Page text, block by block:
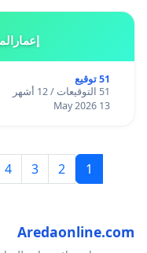
51 توقيع
51 التوقيعات / 12 أشهر
13 May 2026
1
2
3
4
Aredaonline.com